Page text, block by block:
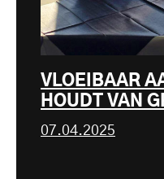
VLOEIBAAR
HOUDT VAN
07.04.2025